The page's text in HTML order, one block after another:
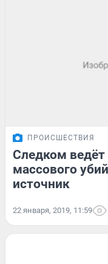
ПРОИСШЕСТВИЯ
Следком ведёт
массового
источник
22 января, 2019, 11:59